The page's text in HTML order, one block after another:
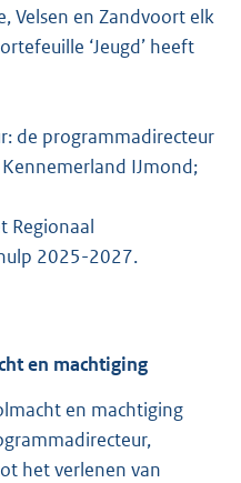
Velsen en Zandvoort elk
‘Jeugd’ heeft
de programmadirecteur
IJmond;
Regionaal
2025-2027.
en machtiging
en machtiging
het verlenen van